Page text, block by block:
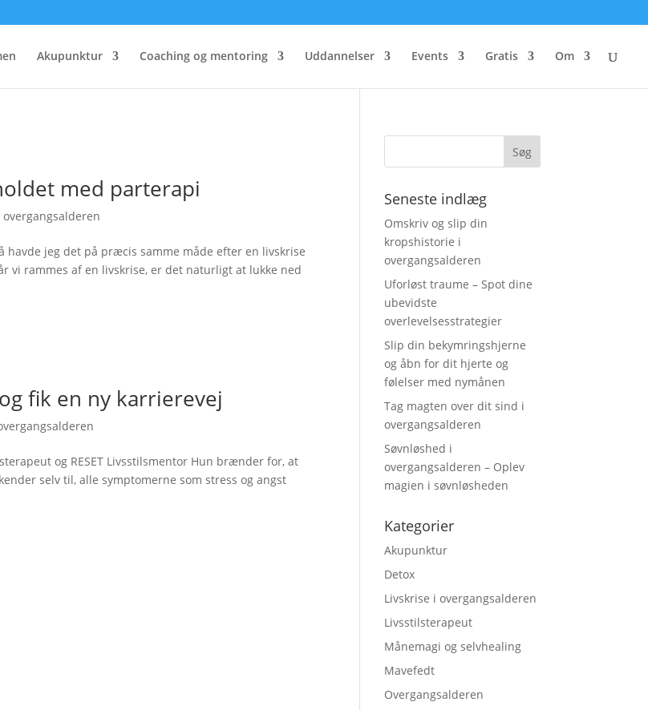
Akupunktur Coaching og mentoring Uddannelser Events Gratis Om
med parterapi
overgangsalderen
jeg det på præcis samme måde efter en livskrise
rammes af en livskrise, er det naturligt at lukke ned
fik en ny karrierevej
og RESET Livsstilsmentor Hun brænder for, at
selv til, alle symptomerne som stress og angst
Seneste indlæg
Omskriv og slip din
kropshistorie i
overgangsalderen
Uforløst traume – Spot dine
ubevidste
overlevelsesstrategier
Slip din bekymringshjerne
og åbn for dit hjerte og
følelser med nymånen
Tag magten over dit sind i
overgangsalderen
Søvnløshed i
overgangsalderen – Oplev
magien i søvnløsheden
Kategorier
Akupunktur
Detox
Livskrise i overgangsalderen
Livsstilsterapeut
Månemagi og selvhealing
Mavefedt
Overgangsalderen